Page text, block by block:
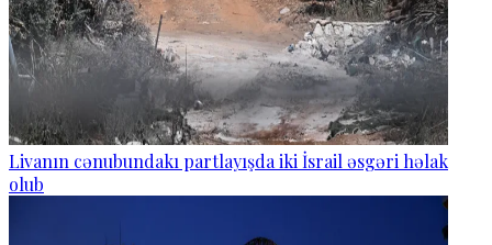
Livanın cənubundakı partlayışda iki İsrail əsgəri həlak
olub